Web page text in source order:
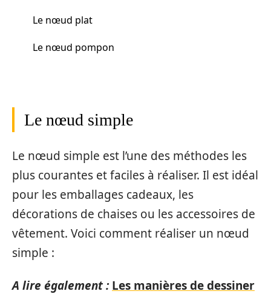
Le nœud plat
Le nœud pompon
Le nœud simple
Le nœud simple est l’une des méthodes les
plus courantes et faciles à réaliser. Il est idéal
pour les emballages cadeaux, les
décorations de chaises ou les accessoires de
vêtement. Voici comment réaliser un nœud
simple :
A lire également : Les manières de dessiner